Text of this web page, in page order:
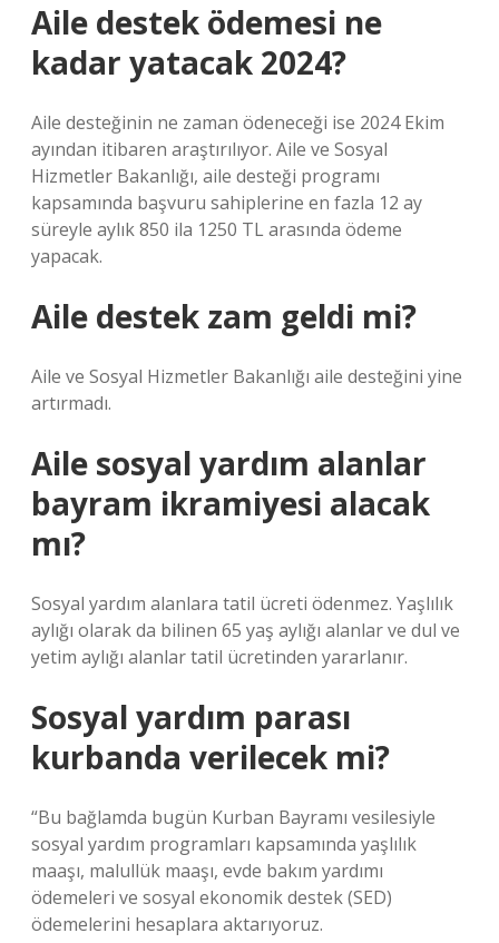
Aile destek ödemesi ne
kadar yatacak 2024?
Aile desteğinin ne zaman ödeneceği ise 2024 Ekim
ayından itibaren araştırılıyor. Aile ve Sosyal
Hizmetler Bakanlığı, aile desteği programı
kapsamında başvuru sahiplerine en fazla 12 ay
süreyle aylık 850 ila 1250 TL arasında ödeme
yapacak.
Aile destek zam geldi mi?
Aile ve Sosyal Hizmetler Bakanlığı aile desteğini yine
artırmadı.
Aile sosyal yardım alanlar
bayram ikramiyesi alacak
mı?
Sosyal yardım alanlara tatil ücreti ödenmez. Yaşlılık
aylığı olarak da bilinen 65 yaş aylığı alanlar ve dul ve
yetim aylığı alanlar tatil ücretinden yararlanır.
Sosyal yardım parası
kurbanda verilecek mi?
“Bu bağlamda bugün Kurban Bayramı vesilesiyle
sosyal yardım programları kapsamında yaşlılık
maaşı, malullük maaşı, evde bakım yardımı
ödemeleri ve sosyal ekonomik destek (SED)
ödemelerini hesaplara aktarıyoruz.